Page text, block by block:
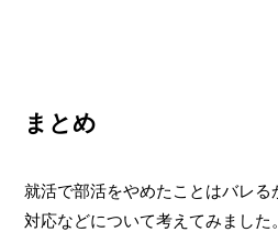
まとめ
就活で部活をやめたことはバレ
対応などについて考えてみました。